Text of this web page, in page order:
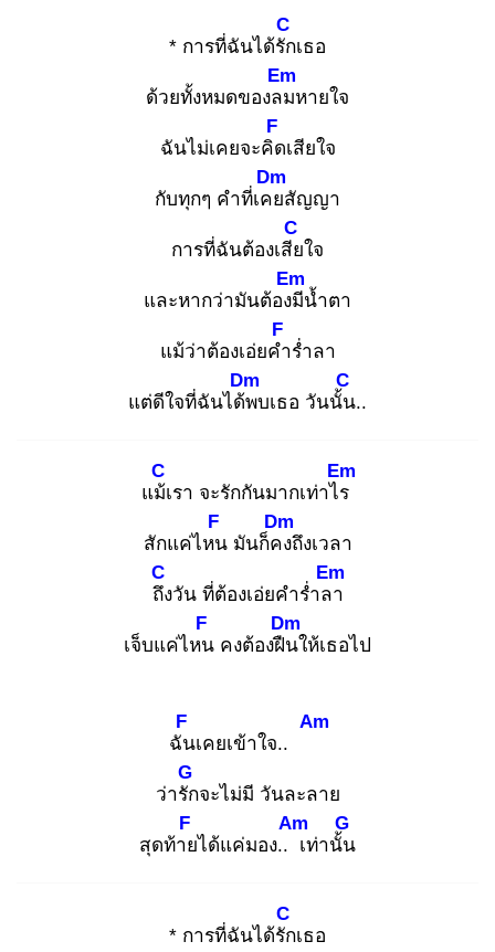
* การที่ฉันได้รัก
C
เธอ
ด้วยทั้งหมดของลม
Em
หายใจ
ฉันไม่เคยจะคิด
F
เสียใจ
กับทุกๆ คำที่เคย
Dm
สัญญา
การที่ฉันต้องเสีย
C
ใจ
และหากว่ามันต้องมี
Em
น้ำตา
แม้ว่าต้องเอ่ยคำ
F
ร่ำลา
แต่ดีใจที่ฉันได้พ
Dm
บเธอ วันนั้น
C
..
แม้เ
C
รา จะรักกันมากเท่าไร
Em
สักแค่ไหน
F
มันก็คง
Dm
ถึงเวลา
ถึง
C
วัน ที่ต้องเอ่ยคำร่ำลา
Em
เจ็บแค่ไหน
F
คงต้องฝืน
Dm
ให้เธอไป
ฉัน
F
เคยเข้าใจ..
Am
ว่ารัก
G
จะไม่มี วันละลาย
สุดท้าย
F
ได้แค่มอง.. เ
Am
ท่านั้น
G
* การที่ฉันได้รัก
C
เธอ